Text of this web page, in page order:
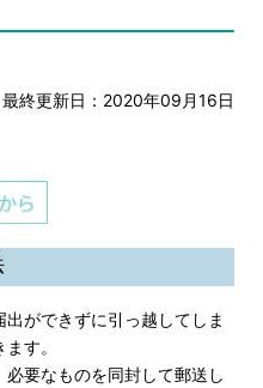
最終更新日：2020年09月16日
ができずに引っ越してしま
す。
要なものを同封して郵送し